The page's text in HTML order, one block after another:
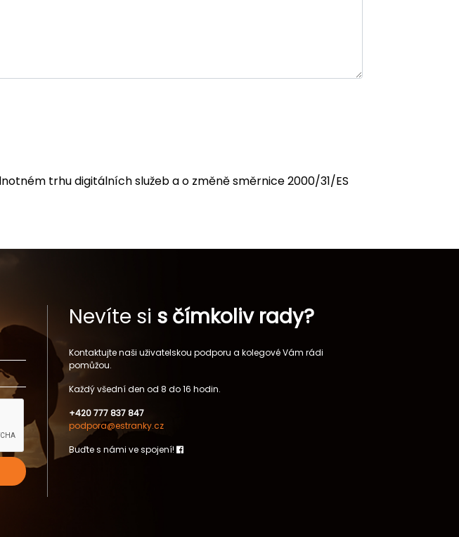
trhu digitálních služeb a o změně směrnice 2000/31/ES
Nevíte si s čímkoliv rady?
Kontaktujte naši uživatelskou podporu a kolegové Vám rádi
pomůžou.
Každý všední den od 8 do 16 hodin.
+420 777 837 847
podpora@estranky.cz
Buďte s námi ve spojení!